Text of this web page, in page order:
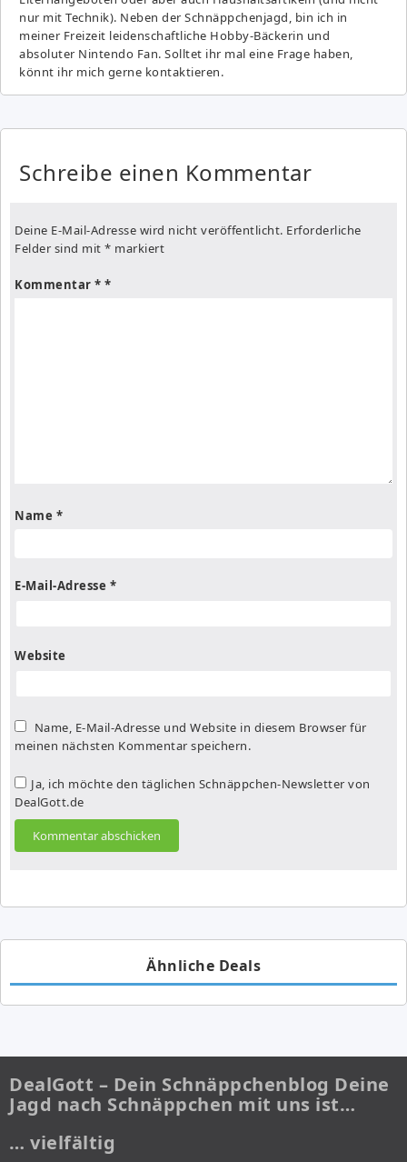
nur mit Technik). Neben der Schnäppchenjagd, bin ich in
meiner Freizeit leidenschaftliche Hobby-Bäckerin und
absoluter Nintendo Fan. Solltet ihr mal eine Frage haben,
könnt ihr mich gerne kontaktieren.
Schreibe einen Kommentar
Deine E-Mail-Adresse wird nicht veröffentlicht. Erforderliche
Felder sind mit * markiert
Kommentar *
Name *
E-Mail-Adresse *
Website
Name, E-Mail-Adresse und Website in diesem Browser für
meinen nächsten Kommentar speichern.
Ja, ich möchte den täglichen Schnäppchen-Newsletter von
DealGott.de
Ähnliche Deals
DealGott – Dein Schnäppchenblog Deine
Jagd nach Schnäppchen mit uns ist…
… vielfältig